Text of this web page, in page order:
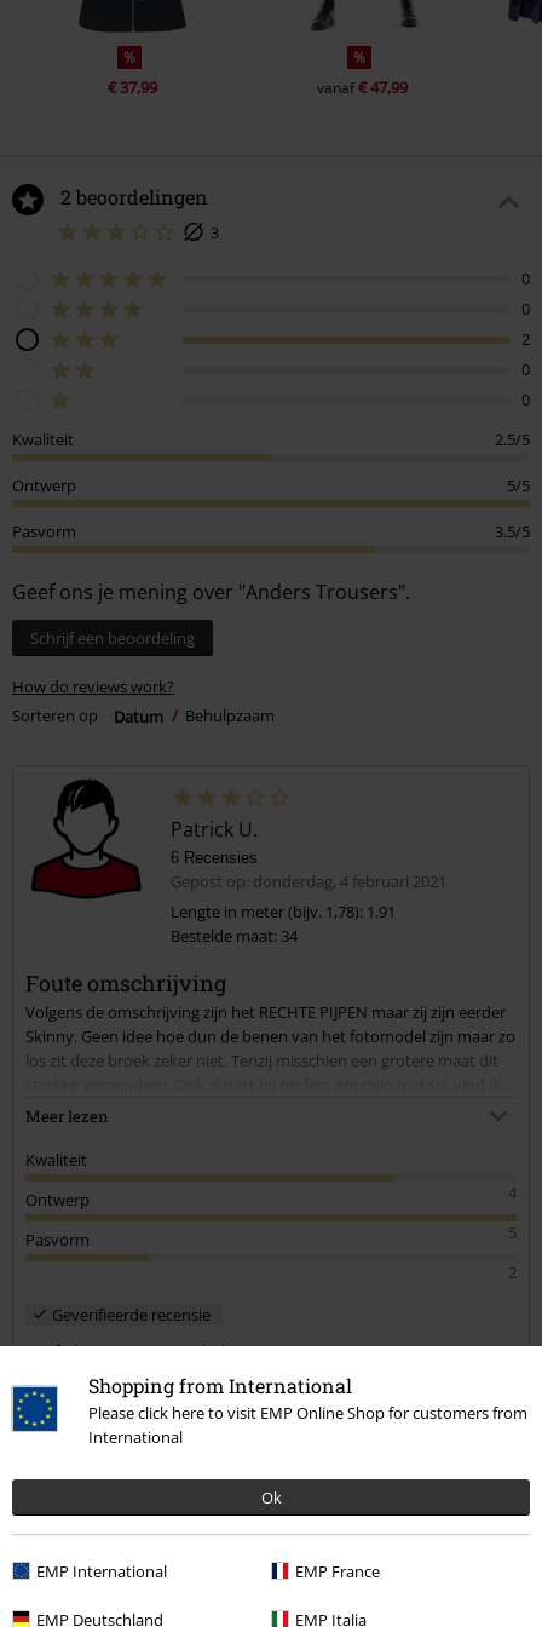
Shopping from International
Please click here to visit EMP Online Shop for customers from
International
Ok
EMP International EMP France
EMP Deutschland EMP Italia
%
€ 37,99
%
vanaf€ 47,99
2 beoordelingen
3
0
0
2
0
0
Kwaliteit
2.5/5
Ontwerp 5/5
Pasvorm 3.5/5
Geef ons je mening over "Anders Trousers".
Schrijf een beoordeling
How do reviews work?
Sorteren op
Datum Behulpzaam
Patrick U.
6 Recensies
Gepost op: donderdag, 4 februari 2021
Lengte in meter (bijv. 1,78): 1.91
Bestelde maat: 34
Foute omschrijving
Volgens de omschrijving zijn het RECHTE PIJPEN maar zij zijn eerder
Skinny. Geen idee hoe dun de benen van het fotomodel zijn maar zo
los zit deze broek zeker niet. Tenzij misschien een grotere maat dit
het als jonge man zijnde te vrouwelijk strak. Dus deze broek gaat
Meer lezen
Kwaliteit
4
Ontwerp
5
Pasvorm
2
Geverifieerde recensie
Heeft deze recensie je geholpen?